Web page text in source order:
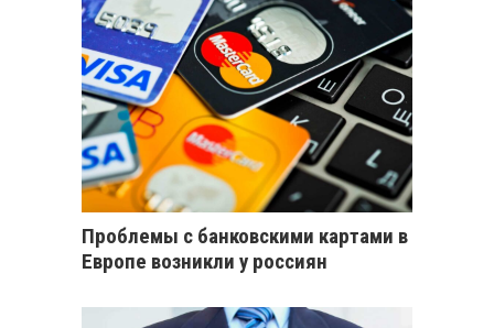
Проблемы с банковскими картами в
Европе возникли у россиян